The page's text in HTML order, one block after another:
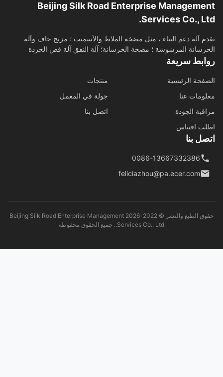
Beijing Silk Road Enterprise
Services Co.,
آلة دعم البناء ، مثل مضخة الملاط والأسمنت ؛ مزيج جاف وآلة
المرشوشة ؛ مضخة الخرسانة؛ آلة النفق آلة قص الخردة
سريعة
الرئيسية
منتجات
عنا
جولة في المعمل
الجودة
اتصل بنا
اقتباس
بنا
0086-13667332386
feliciazhou@pa.ecer.com
حقوق الطبع والنشر © 2022-2026 Beijing Silk Road Enterprise Management
Services Co., Ltd.. جميع الحقوق محفوظة